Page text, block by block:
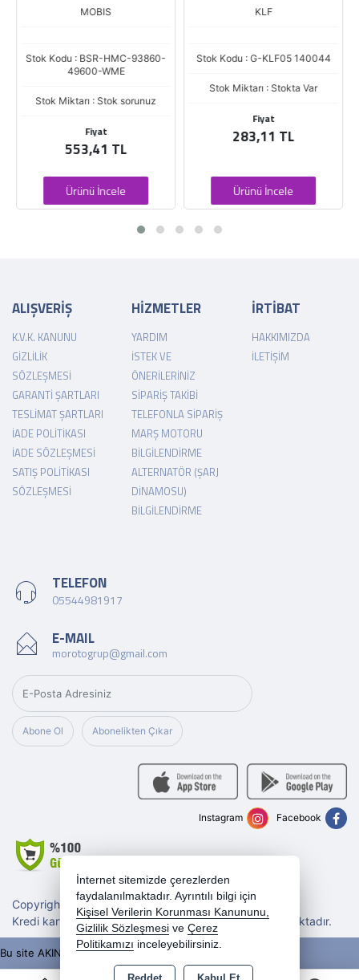
MOBIS
Stok Kodu : BSR-HMC-93860-
49600-WME
Stok Miktarı : Stok sorunuz
Fiyat
553,41 TL
Ürünü İncele
KLF
Stok Kodu : G-KLF05 140044
Stok Miktarı : Stokta Var
Fiyat
283,11 TL
Ürünü İncele
ALIŞVERİŞ
K.V.K. KANUNU
GIZLILIK
SÖZLEŞMESI
GARANTI ŞARTLARI
TESLIMAT ŞARTLARI
İADE POLITIKASI
İADE SÖZLEŞMESI
SATIŞ POLITIKASI
SÖZLEŞMESI
HİZMETLER
YARDIM
İSTEK VE
ÖNERILERINIZ
SIPARIŞ TAKIBI
TELEFONLA SIPARIŞ
MARŞ MOTORU
BILGILENDIRME
ALTERNATÖR (ŞARJ
DINAMOSU)
BILGILENDIRME
İRTİBAT
HAKKIMIZDA
İLETIŞIM
TELEFON
05544981917
E-MAIL
morotogrup@gmail.com
Abone Ol Abonelikten Çıkar
Copyright 2026 morotogrup.com - Tüm hakları saklıdır.
Kredi kartı bilgileriniz 256bit SSL sertifikası ile korunmaktadır.
Facebook
Instagram
Bu site AKINSOFT E-Ticaret ile hazırlanmıştır.
İnternet sitemizde çerezlerden
faydalanılmaktadır. Ayrıntılı bilgi için
Kişisel Verilerin Korunması Kanununu,
Gizlilik Sözleşmesi ve Çerez
Politikamızı inceleyebilirsiniz.